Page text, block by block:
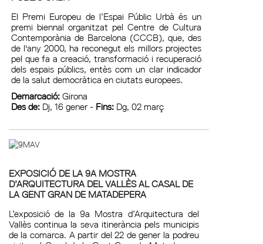
El Premi Europeu de l’Espai Públic Urbà és un
premi biennal organitzat pel Centre de Cultura
Contemporània de Barcelona (CCCB), que, des
de l'any 2000, ha reconegut els millors projectes
pel que fa a creació, transformació i recuperació
dels espais públics, entès com un clar indicador
de la salut democràtica en ciutats europees.
Demarcació:Girona
Des de: Dj, 16 gener - Fins:Dg, 02 març
EXPOSICIÓ DE LA 9A MOSTRA
D’ARQUITECTURA DEL VALLÈS AL CASAL DE
LA GENT GRAN DE MATADEPERA
L’exposició de la 9a Mostra d’Arquitectura del
Vallès continua la seva itinerància pels municipis
de la comarca. A partir del 22 de gener la podreu